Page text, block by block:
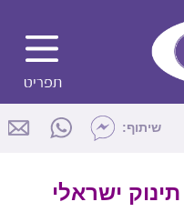
שיתוף:
ישראלי